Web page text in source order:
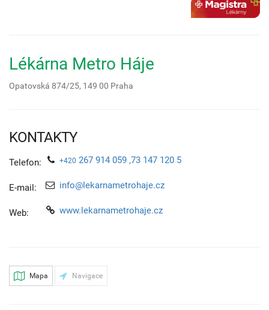
Lékárna Metro Háje
Opatovská 874/25, 149 00 Praha
KONTAKTY
Telefon: +420 267 914 059 ,73 147 120 5
E-mail: info@lekarnametrohaje.cz
Web: www.lekarnametrohaje.cz
Mapa Navigace